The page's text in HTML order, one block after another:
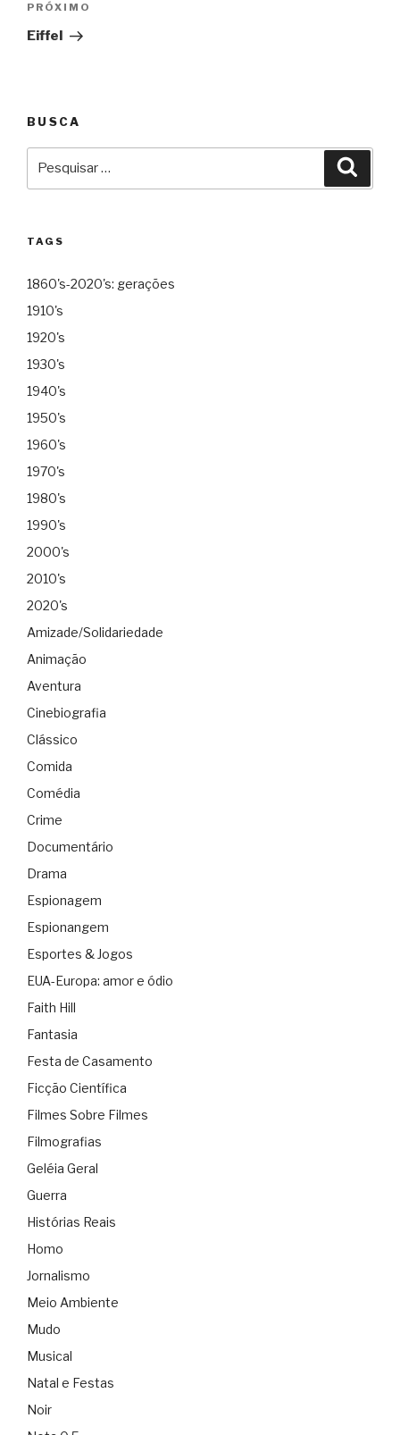
Próximo
PRÓXIMO
Eiffel
BUSCA
TAGS
1860's-2020's: gerações
1910's
1920's
1930's
1940's
1950's
1960's
1970's
1980's
1990's
2000's
2010's
2020's
Amizade/Solidariedade
Animação
Aventura
Cinebiografia
Clássico
Comida
Comédia
Crime
Documentário
Drama
Espionagem
Espionangem
Esportes & Jogos
EUA-Europa: amor e ódio
Faith Hill
Fantasia
Festa de Casamento
Ficção Científica
Filmes Sobre Filmes
Filmografias
Geléia Geral
Guerra
Histórias Reais
Homo
Jornalismo
Meio Ambiente
Mudo
Musical
Natal e Festas
Noir